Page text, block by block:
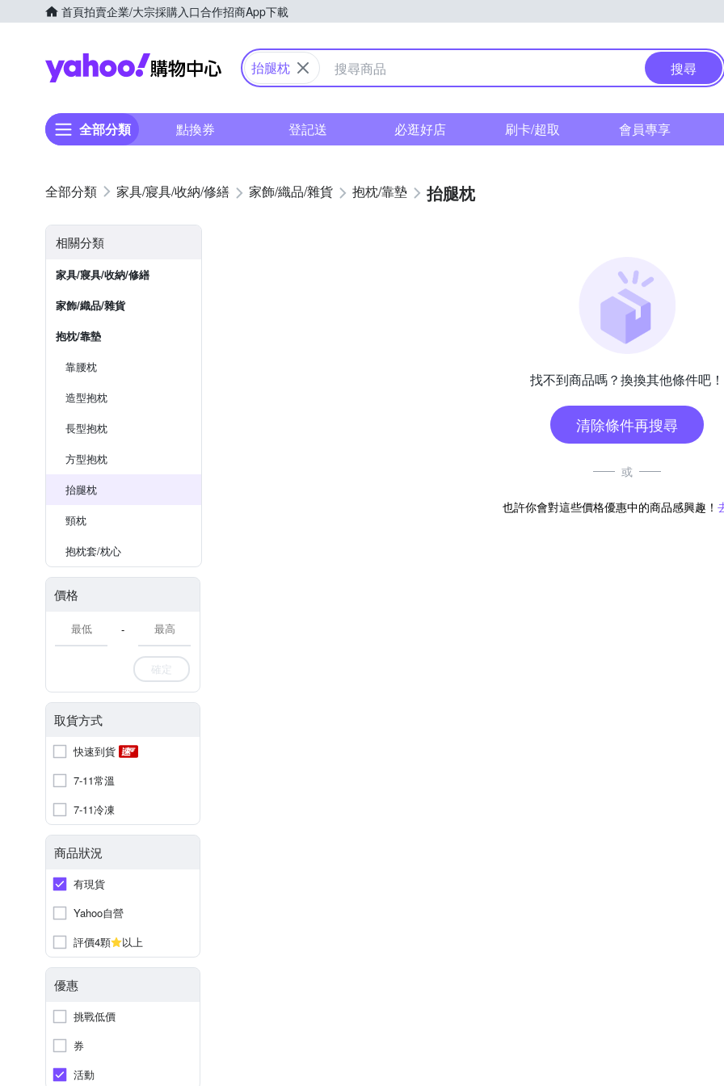
首頁拍賣企業/大宗採購入口合作招商App下載
Yahoo購物中心
抬腿枕 搜尋
全部分類 點換券 登記送 必逛好店 刷卡/超取 會員專享
家具/寢具/收納/修繕 家飾/織品/雜貨 抱枕/靠墊 抬腿枕
相關分類
家具/寢具/收納/修繕
家飾/織品/雜貨
抱枕/靠墊
靠腰枕
造型抱枕
長型抱枕
方型抱枕
抬腿枕
頸枕
抱枕套/枕心
價格
-
確定
取貨方式
快速到貨
7-11常溫
7-11冷凍
商品狀況
有現貨
Yahoo自營
評價4顆
以上
優惠
挑戰低價
券
活動
找不到商品嗎？換換其他條件吧！
清除條件再搜尋
或
也許你會對這些價格優惠中的商品感興趣！